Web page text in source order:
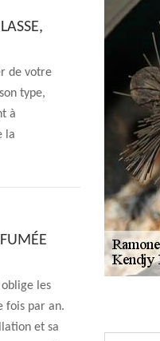
de votre
type,
à
la
les
fois par an.
et sa